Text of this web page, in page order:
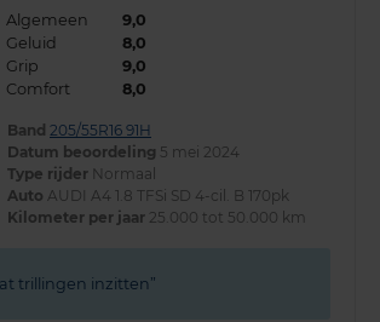
Algemeen
9,0
Geluid
8,0
Grip
9,0
Comfort
8,0
Band 205/55R16 91H
Datum beoordeling 5 mei 2024
Type rijder Normaal
Auto AUDI A4 1.8 TFSi SD 4-cil. B 170pk
Kilometer per jaar 25.000 tot 50.000 km
trillingen inzitten